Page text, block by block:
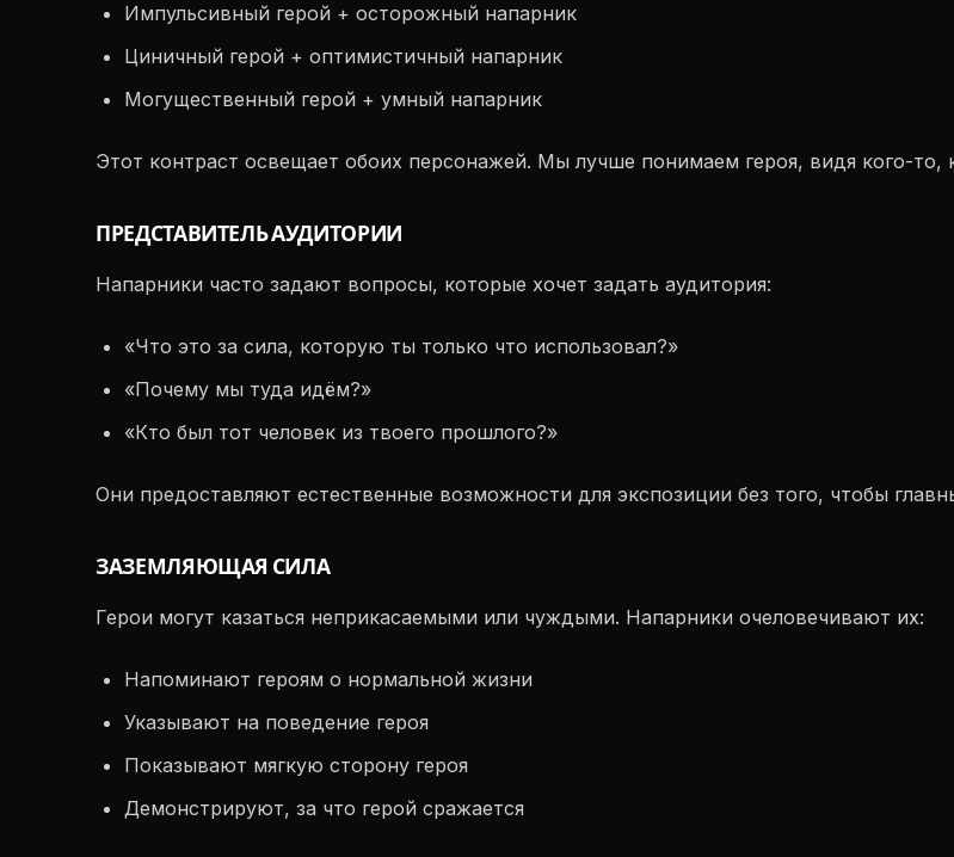
Импульсивный герой + осторожный напарник
Циничный герой + оптимистичный напарник
Могущественный герой + умный напарник
Этот контраст освещает обоих персонажей. Мы лучше понимаем героя, видя кого-то,
ПРЕДСТАВИТЕЛЬ АУДИТОРИИ
Напарники часто задают вопросы, которые хочет задать аудитория:
«Что это за сила, которую ты только что использовал?»
«Почему мы туда идём?»
«Кто был тот человек из твоего прошлого?»
Они предоставляют естественные возможности для экспозиции без того, чтобы
ЗАЗЕМЛЯЮЩАЯ СИЛА
Герои могут казаться неприкасаемыми или чуждыми. Напарники очеловечивают их:
Напоминают героям о нормальной жизни
Указывают на поведение героя
Показывают мягкую сторону героя
Демонстрируют, за что герой сражается